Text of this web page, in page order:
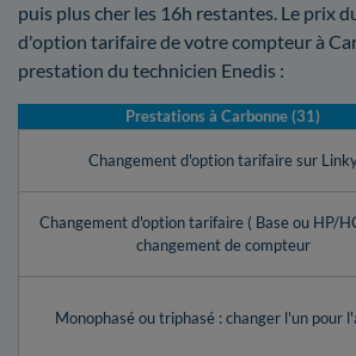
puis plus cher les 16h restantes. Le prix
d'option tarifaire de votre compteur à
prestation du technicien Enedis :
Prestations à Carbonne (31)
Changement d'option tarifaire sur
Changement d'option tarifaire ( Base ou HP/
changement de compteur
Monophasé ou triphasé : changer l'un pour